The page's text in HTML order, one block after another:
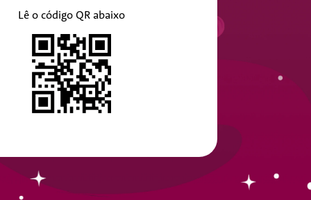
Lê o código QR abaixo